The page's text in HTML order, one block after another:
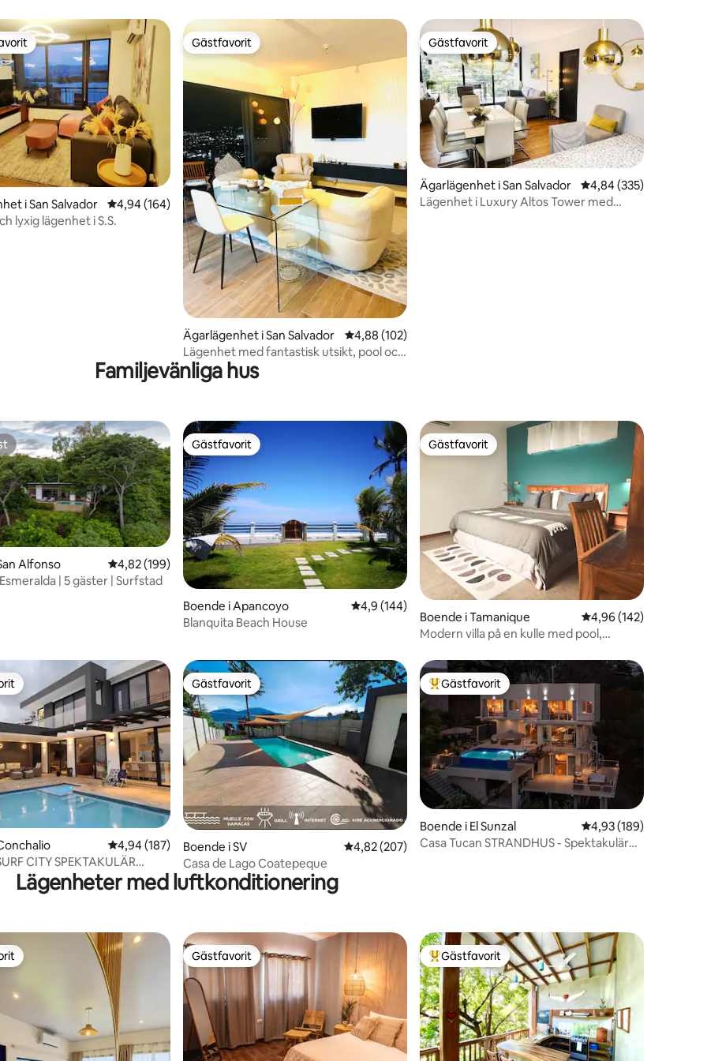
betyg, 102 omdömen
i San Salvador 4,94 av 5 i genomsnittligt betyg, 164 omdömen
4,94 (164)
lyxig lägenhet i S.S.
Gästfavorit
Gästfavorit
Ägarlägenhet i San Salvador 4,88 av 5 i genomsnittligt betyg, 102 omdömen
4,88 (102)
Lägenhet med fantastisk utsikt, pool och
gym, San Salvador
Gästfavorit
Gästfavorit
Ägarlägenhet i San Salvador 4,84 av 5 i
4,84 (335)
Lägenhet i Luxury Altos Tower med
Familjevänliga hus
betyg, 214 omdömen
Alfonso 4,82 av 5 i genomsnittligt betyg, 199 omdömen
4,82 (199)
| 5 gäster | Surfstad
Gästfavorit
Gästfavorit
Boende i Apancoyo 4,9 av 5 i genomsnittligt betyg, 144 omdömen
4,9 (144)
Blanquita Beach House
Gästfavorit
Gästfavorit
Boende i Tamanique 4,96 av 5 i
4,96 (142)
Modern villa på en kulle med pool,
rymmer 4
betyg, 110 omdömen
4,94 av 5 i genomsnittligt betyg, 187 omdömen
4,94 (187)
CITY SPEKTAKULÄR
Gästfavorit
Gästfavorit
Boende i SV 4,82 av 5 i genomsnittligt betyg, 207 omdömen
4,82 (207)
Casa de Lago Coatepeque
Populär gästfavorit
Gästfavorit
Boende i El Sunzal 4,93 av 5 i
4,93 (189)
Casa Tucan STRANDHUS - Spektakulär
Lägenheter med luftkonditionering
Gästfavorit
Gästfavorit Populär gästfavorit
Gästfavorit